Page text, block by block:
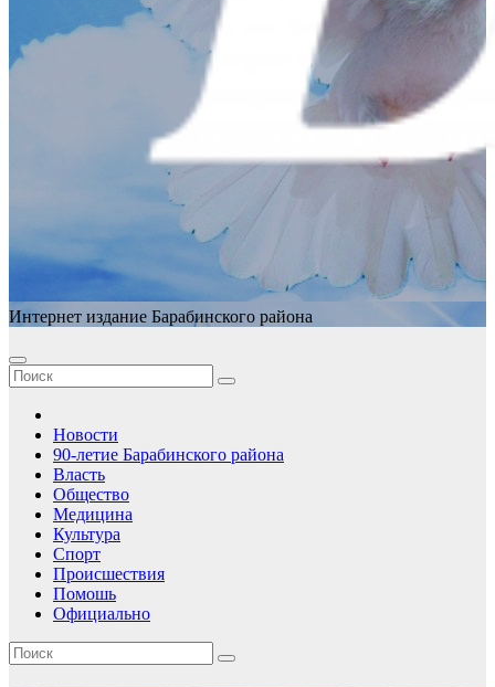
Интернет издание Барабинского района
Новости
90-летие Барабинского района
Власть
Общество
Медицина
Культура
Спорт
Происшествия
Помошь
Официально